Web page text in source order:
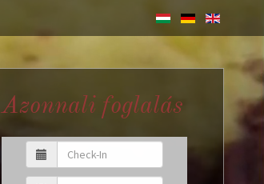
Azonnali foglalás